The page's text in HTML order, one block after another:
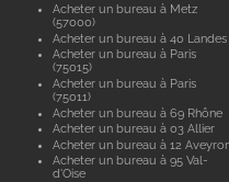
Acheter un bureau à Metz
(57000)
Acheter un bureau à 40 Landes
Acheter un bureau à Paris
(75015)
Acheter un bureau à Paris
(75011)
Acheter un bureau à 69 Rhône
Acheter un bureau à 03 Allier
Acheter un bureau à 12
Acheter un bureau à 95 Val-
d'Oise